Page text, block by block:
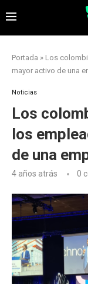
Portada » Los
mayor activo de una
Noticias
Los
los
de una
4 años atrás 0